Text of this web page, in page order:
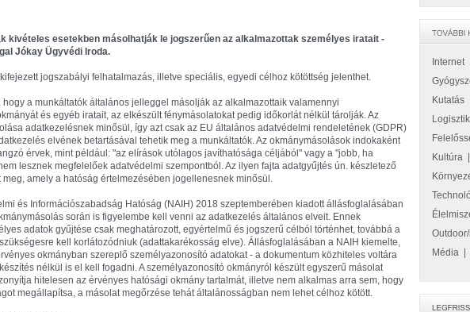
kivételes esetekben másolhatják le jogszerűen az alkalmazottak személyes iratait -
Jókay Ügyvédi Iroda.
jogszabályi felhatalmazás, illetve speciális, egyedi célhoz kötöttség jelenthet.
hogy a munkáltatók általános jelleggel másolják az alkalmazottaik valamennyi
és egyéb iratait, az elkészült fénymásolatokat pedig időkorlát nélkül tárolják. Az
adatkezelésnek minősül, így azt csak az EU általános adatvédelmi rendeletének (GDPR)
elvének betartásával tehetik meg a munkáltatók. Az okmánymásolások indokaként
érvek, mint például: "az elírások utólagos javíthatósága céljából" vagy a "jobb, ha
lesznek megfelelőek adatvédelmi szempontból. Az ilyen fajta adatgyűjtés ún. készletező
meg, amely a hatóság értelmezésében jogellenesnek minősül.
és Információszabadság Hatóság (NAIH) 2018 szeptemberében kiadott állásfoglalásában
során is figyelembe kell venni az adatkezelés általános elveit. Ennek
adatok gyűjtése csak meghatározott, egyértelmű és jogszerű célból történhet, továbbá a
kell korlátozódniuk (adattakarékosság elve). Állásfoglalásában a NAIH kiemelte,
okmányban szereplő személyazonosító adatokat - a dokumentum közhiteles voltára
nélkül is el kell fogadni. A személyazonosító okmányról készült egyszerű másolat
hitelesen az érvényes hatósági okmány tartalmát, illetve nem alkalmas arra sem, hogy
megállapítsa, a másolat megőrzése tehát általánosságban nem lehet célhoz kötött.
Internet|
Kutatás
Kultúra
Média